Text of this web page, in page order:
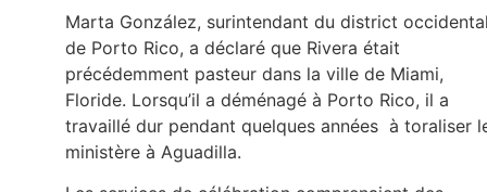
Marta González, surintendant du district
de Porto Rico, a déclaré que Rivera était
précédemment pasteur dans la ville de Miami,
Floride. Lorsqu’il a déménagé à Porto Rico, il a
travaillé dur pendant quelques années à toraliser
ministère à Aguadilla.